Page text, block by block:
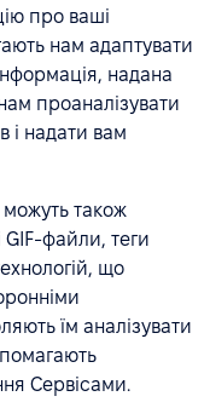
про ваші
нам адаптувати
надана
проаналізувати
і надати вам
також
GIF-файли, теги
що
їм аналізувати
Сервісами.